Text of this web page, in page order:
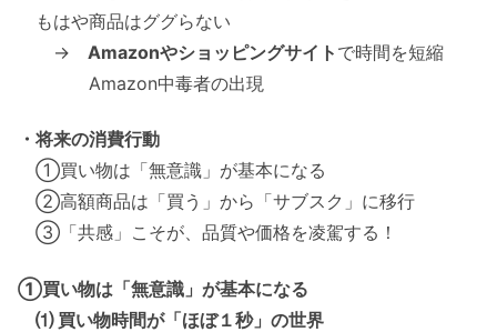
もはや商品はググらない
→ Amazonやショッピングサイト で時間を短縮
Amazon中毒者の出現
・将来の消費行動
①買い物は「無意識」が基本になる
②高額商品は「買う」から「サブスク」に移行
③「共感」こそが、品質や価格を凌駕する！
①買い物は「無意識」が基本になる
⑴ 買い物時間が「ほぼ１秒」の世界